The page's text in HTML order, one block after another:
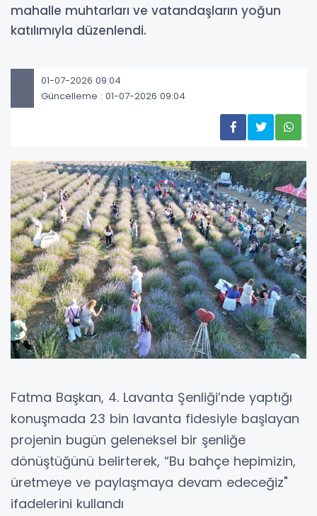
mahalle muhtarları ve vatandaşların yoğun
katılımıyla düzenlendi.
01-07-2026 09:04
Güncelleme : 01-07-2026 09:04
Fatma Başkan, 4. Lavanta Şenliği’nde yaptığı
konuşmada 23 bin lavanta fidesiyle başlayan
projenin bugün geleneksel bir şenliğe
dönüştüğünü belirterek, “Bu bahçe hepimizin,
üretmeye ve paylaşmaya devam edeceğiz"
ifadelerini kullandı